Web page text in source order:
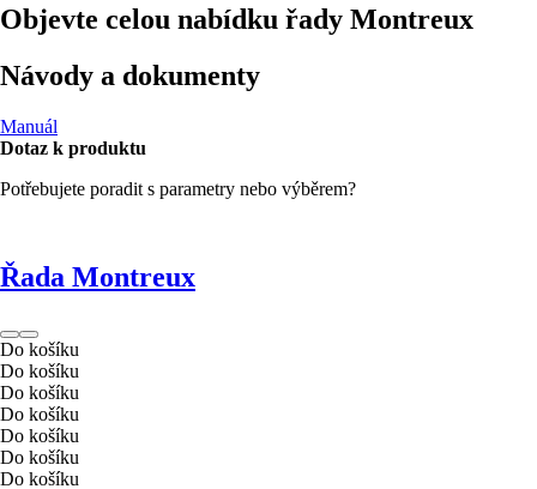
Objevte celou nabídku řady Montreux
Návody a dokumenty
Manuál
Dotaz k produktu
Potřebujete poradit s parametry nebo výběrem?
Řada Montreux
Do košíku
Do košíku
Do košíku
Do košíku
Do košíku
Do košíku
Do košíku